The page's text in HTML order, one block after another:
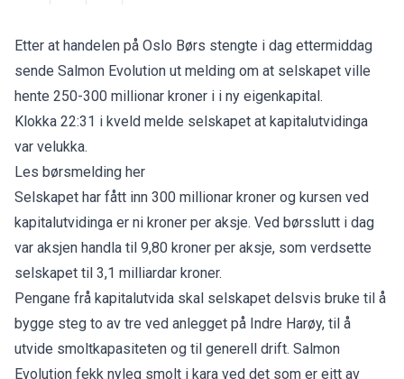
Etter at handelen på Oslo Børs stengte i dag ettermiddag
sende Salmon Evolution ut melding om at selskapet ville
hente 250-300 millionar kroner i i ny eigenkapital.
Klokka 22:31 i kveld melde selskapet at kapitalutvidinga
var velukka.
Les børsmelding her
Selskapet har fått inn 300 millionar kroner og kursen ved
kapitalutvidinga er ni kroner per aksje. Ved børsslutt i dag
var aksjen handla til 9,80 kroner per aksje, som verdsette
selskapet til 3,1 milliardar kroner.
Pengane frå kapitalutvida skal selskapet delsvis bruke til å
bygge steg to av tre ved anlegget på Indre Harøy, til å
utvide smoltkapasiteten og til generell drift. Salmon
Evolution fekk nyleg smolt i kara ved det som er eitt av